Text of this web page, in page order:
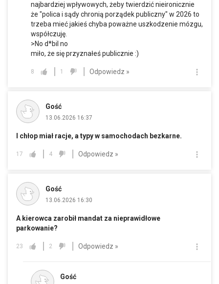
najbardziej wpływowych, żeby twierdzić nieironicznie
że "polica i sądy chronią porządek publiczny" w 2026 to
trzeba mieć jakieś chyba poważne uszkodzenie mózgu,
współczuję.
>No d*bil no
miło, że się przyznałeś publicznie :)
8 1 Odpowiedz »
Gość
13.06.2026 16:37
I chłop miał racje, a typy w samochodach bezkarne.
17 4 Odpowiedz »
Gość
13.06.2026 16:30
A kierowca zarobił mandat za nieprawidłowe
parkowanie?
23 2 Odpowiedz »
Gość